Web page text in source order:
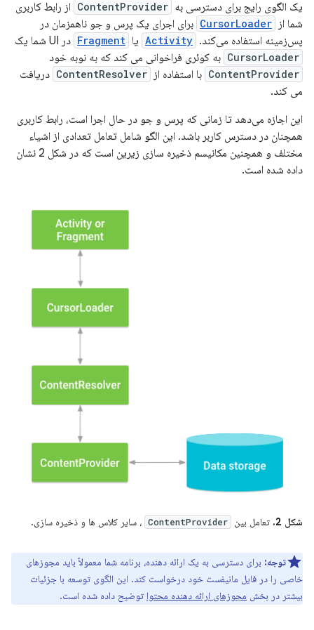
یک الگوی رایج برای دسترسی به ContentProvider از رابط کاربری
شما از CursorLoader برای اجرای یک پرس و جو ناهمزمان در
پس‌زمینه استفاده می‌کند. Activity یا Fragment در UI شما یک
CursorLoader به کوئری فراخوانی می کند که به نوبه خود
ContentProvider با استفاده از ContentResolver دریافت
می کند.
این اجازه می‌دهد تا زمانی که پرس و جو در حال اجرا است، رابط کاربری
همچنان در دسترس کاربر باشد. این الگو شامل تعامل تعدادی از اشیاء
مختلف و همچنین مکانیسم ذخیره سازی زیرین است که در شکل 2 نشان
داده شده است.
شکل 2. تعامل بین ContentProvider ، سایر کلاس ها و ذخیره سازی.
توجه: برای دسترسی به یک ارائه دهنده، برنامه شما معمولاً باید مجوزهای
خاصی را در فایل مانیفست خود درخواست کند. این الگوی توسعه با جزئیات
بیشتر در بخش مجوزهای ارائه دهنده محتوا توضیح داده شده است.